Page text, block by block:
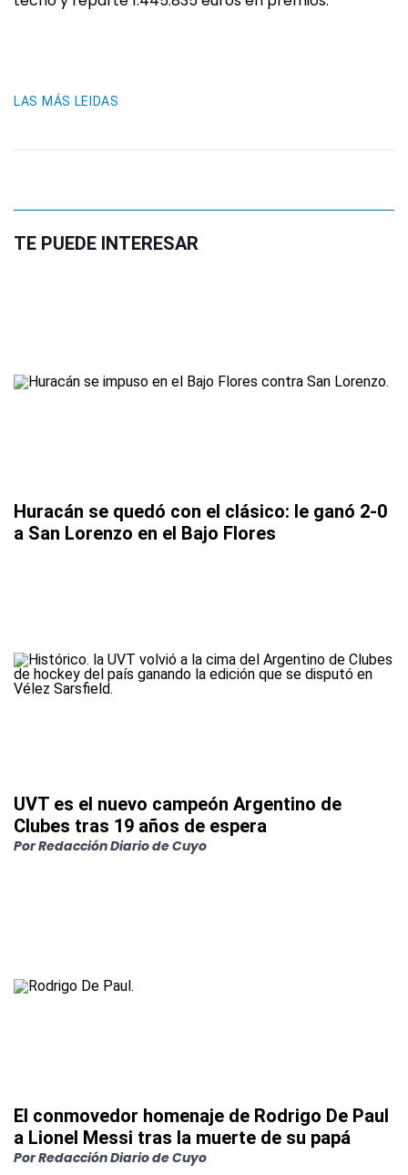
LAS MÁS LEIDAS
TE PUEDE INTERESAR
Huracán se quedó con el clásico: le ganó 2-0
a San Lorenzo en el Bajo Flores
UVT es el nuevo campeón Argentino de
Clubes tras 19 años de espera
PorRedacción Diario de Cuyo
El conmovedor homenaje de Rodrigo De Paul
a Lionel Messi tras la muerte de su papá
PorRedacción Diario de Cuyo